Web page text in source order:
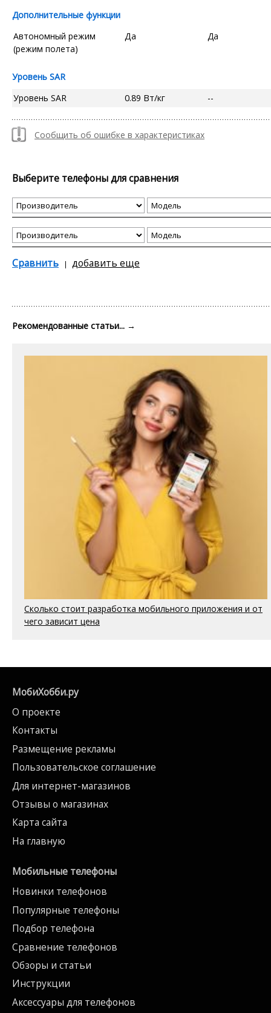
Дополнительные функции
Автономный режим
(режим полета)
Да Да
Уровень SAR
Уровень SAR
0.89 Вт/кг --
Сообщить об ошибке в характеристиках
Выберите телефоны для сравнения
Сравнить добавить еще
Рекомендованные статьи... →
Сколько стоит разработка мобильного приложения и от
чего зависит цена
МобиХобби.ру
О проекте
Контакты
Размещение рекламы
Пользовательское соглашение
Для интернет-магазинов
Отзывы о магазинах
Карта сайта
На главную
Мобильные телефоны
Новинки телефонов
Популярные телефоны
Подбор телефона
Сравнение телефонов
Обзоры и статьи
Инструкции
Аксессуары для телефонов